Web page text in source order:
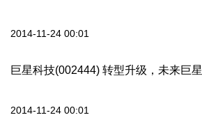
2014-11-24 00:01
巨星科技(002444) 转型升级，未来巨星
2014-11-24 00:01